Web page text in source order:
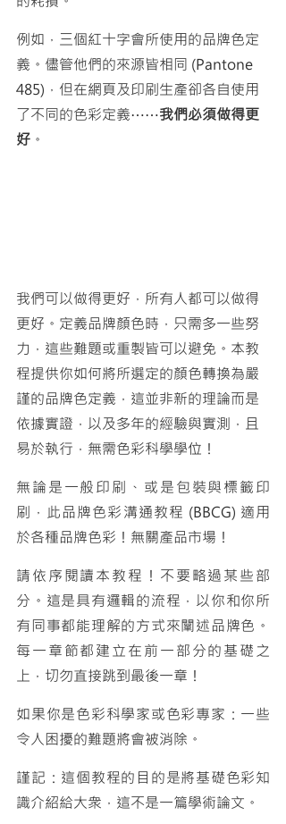
例如，三個紅十字會所使用的品牌色定
義。儘管他們的來源皆相同 (Pantone
485)，但在網頁及印刷生產卻各自使用
了不同的色彩定義⋯⋯我們必須做得更
好 。
我們可以做得更好，所有人都可以做得
更好。定義品牌顏色時，只需多一些努
力，這些難題或重製皆可以避免。本教
程提供你如何將所選定的顏色轉換為嚴
謹的品牌色定義，這並非新的理論而是
依據實證，以及多年的經驗與實測，且
易於執行，無需色彩科學學位！
無論是一般印刷、或是包裝與標籤印
刷，此品牌色彩溝通教程 (BBCG) 適用
於各種品牌色彩！無關產品市場！
請依序閱讀本教程！不要略過某些部
分。這是具有邏輯的流程，以你和你所
有同事都能理解的方式來闡述品牌色。
每一章節都建立在前一部分的基礎之
上，切勿直接跳到最後一章！
如果你是色彩科學家或色彩專家：一些
令人困擾的難題將會被消除。
謹記：這個教程的目的是將基礎色彩知
識介紹給大衆，這不是一篇學術論文。